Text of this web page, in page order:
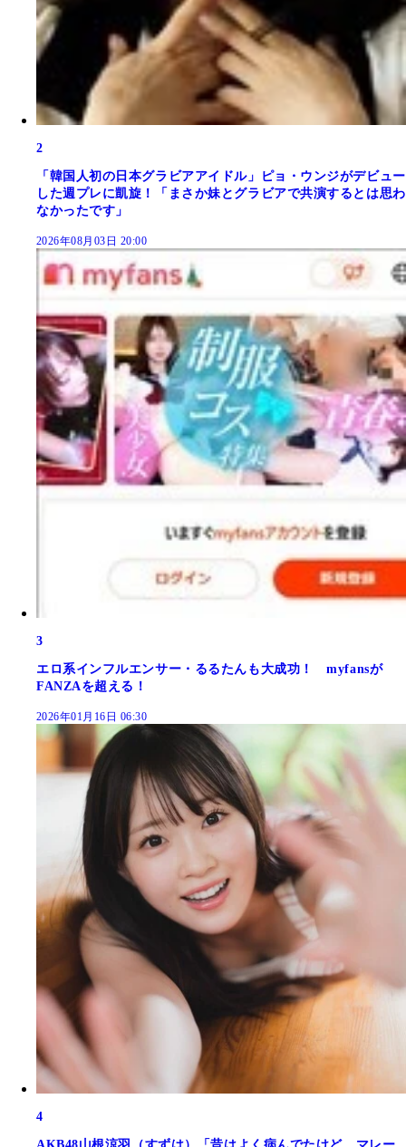
2
「韓国人初の日本グラビアアイドル」ピョ・ウンジがデビュー
した週プレに凱旋！「まさか妹とグラビアで共演するとは思わ
なかったです」
2026年08月03日 20:00
3
エロ系インフルエンサー・るるたんも大成功！ myfansが
FANZAを超える！
2026年01月16日 06:30
4